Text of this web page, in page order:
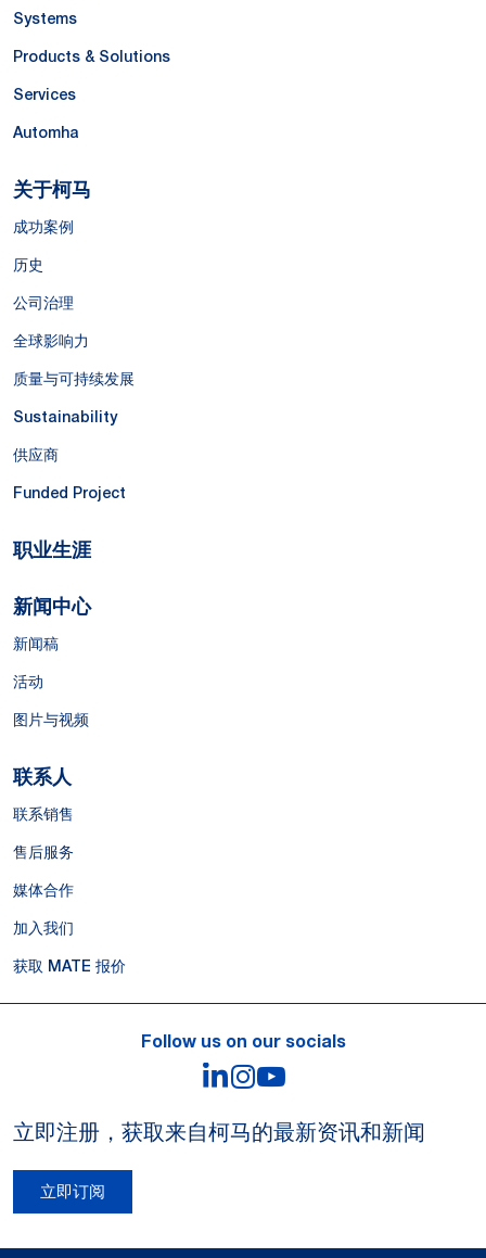
Systems
Products & Solutions
Services
Automha
关于柯马
成功案例
历史
公司治理
全球影响力
质量与可持续发展
Sustainability
供应商
Funded Project
职业生涯
新闻中心
新闻稿
活动
图片与视频
联系人
联系销售
售后服务
媒体合作
加入我们
获取 MATE 报价
Follow us on our socials
LinkedIn
Instagram
立即注册，获取来自柯马的最新资讯和新闻
立即订阅